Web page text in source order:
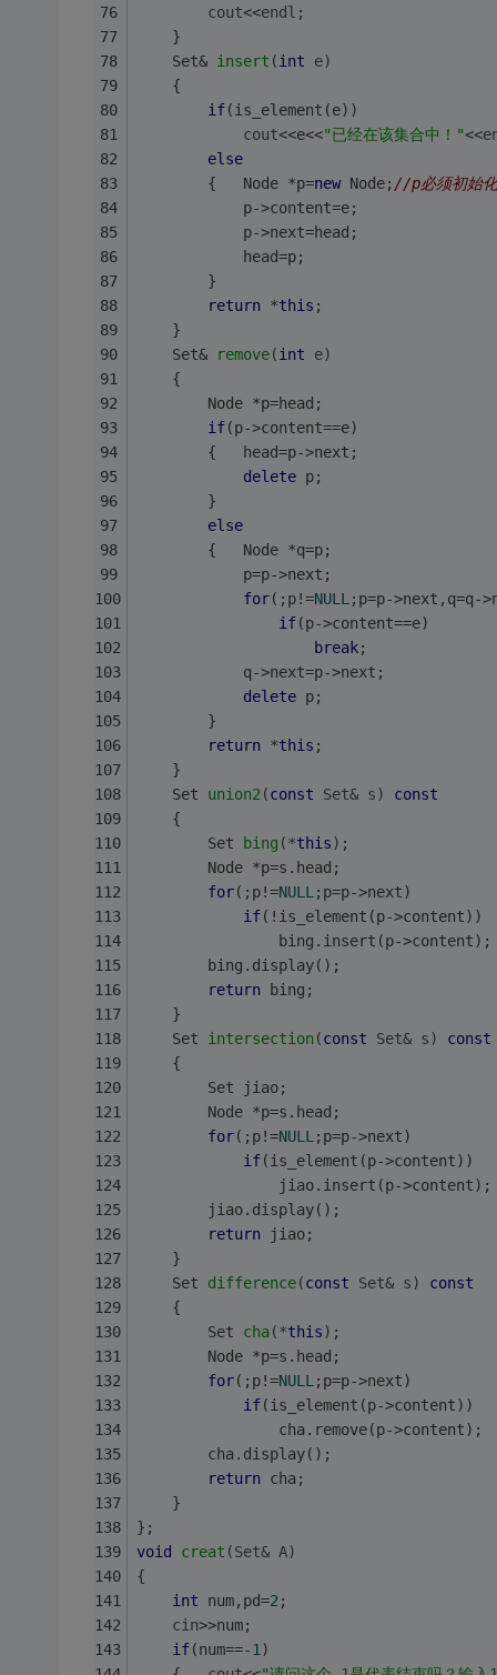
cout<<endl ;
	}
Set& insert (int e)
	{
if(is_element(e))
cout<<e<<"已经在该集合中！"<<
else
		{	Node *p=
new Node; //p必须初始化
			p->content=e;
			p->next=head;
			head=p;
		}
return *this ;
	}
Set&
remove(int e)
	{
		Node *p=head;
if(p->content==e)
		{	head=p->next;
delete p;
		}
else
		{	Node *q=p;
			p=p->next;
for(;p!=NULL ;p=p->next,q=q-
if(p->content==e)
break;
			q->next=p->next;
delete p;
		}
return *this ;
	}
Set union2 (const Set& s)
const
	{
Set
bing (*this) ;
		Node *p=s.head;
for(;p!=NULL ;p=p->next)
if(!is_element(p->content))
				bing.insert(p->content);
		bing.display();
return bing;
	}
Set intersection(const Set& s)
const
	{
		Set jiao;
		Node *p=s.head;
for(;p!=NULL ;p=p->next)
if(is_element(p->content))
				jiao.insert(p->content);
		jiao.display();
return jiao;
	}
Set difference(const Set& s)
const
	{
Set cha(*this) ;
		Node *p=s.head;
for(;p!=NULL ;p=p->next)
if(is_element(p->content))
				cha.remove(p->content);
		cha.display();
return cha;
	}
};
void
creat (Set& A)
int num,pd=2 ;
cin>>num;
if(num==-1 )